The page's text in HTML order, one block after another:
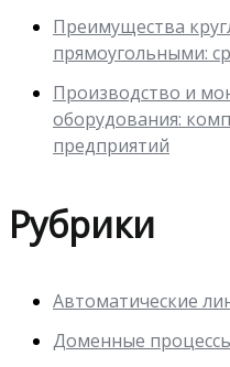
Преимущества
прямоугольными:
Производство и
оборудования:
предприятий
Рубрики
Автоматические
Доменные